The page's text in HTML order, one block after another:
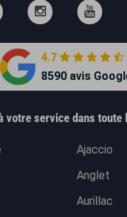
4.7
8590 avis
votre service dans toute
Ajaccio
Anglet
Aurillac